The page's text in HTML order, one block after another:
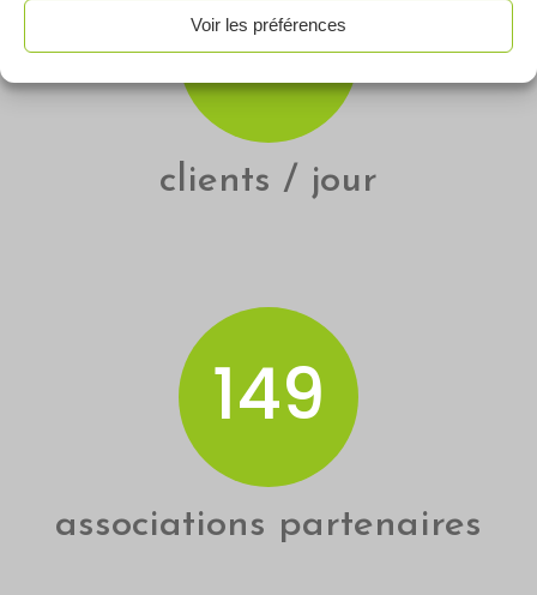
Voir les préférences
15
clients / jour
150
associations partenaires